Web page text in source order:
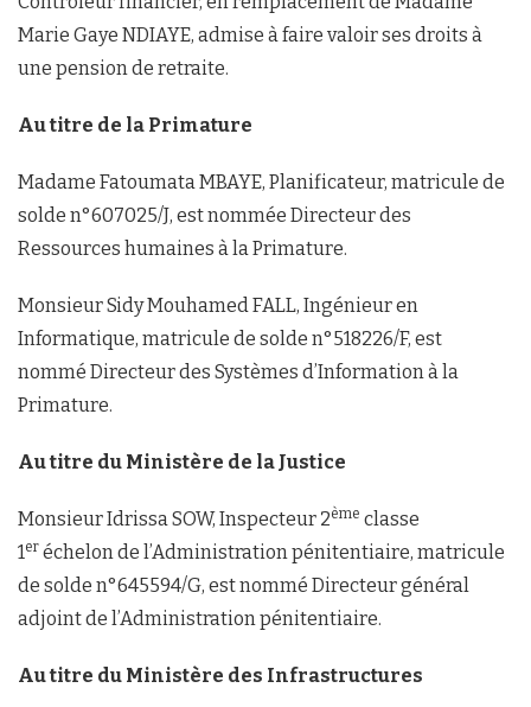
Marie Gaye NDIAYE, admise à faire valoir ses droits à
une pension de retraite.
Au titre de la Primature
Madame Fatoumata MBAYE, Planificateur, matricule de
solde n°607025/J, est nommée Directeur des
Ressources humaines à la Primature.
Monsieur Sidy Mouhamed FALL, Ingénieur en
Informatique, matricule de solde n°518226/F, est
nommé Directeur des Systèmes d’Information à la
Primature.
Au titre du Ministère de la Justice
Monsieur Idrissa SOW, Inspecteur 2ème classe
1er échelon de l’Administration pénitentiaire, matricule
de solde n°645594/G, est nommé Directeur général
adjoint de l’Administration pénitentiaire.
Au titre du Ministère des Infrastructures